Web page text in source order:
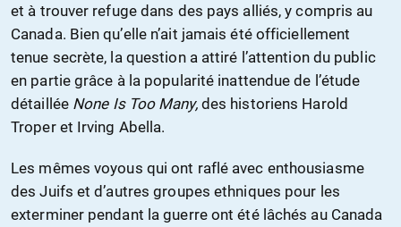
et à trouver refuge dans des pays alliés, y compris au
Canada. Bien qu’elle n’ait jamais été officiellement
tenue secrète, la question a attiré l’attention du public
en partie grâce à la popularité inattendue de l’étude
détaillée None Is Too Many,des historiens Harold
Troper et Irving Abella.
Les mêmes voyous qui ont raflé avec enthousiasme
des Juifs et d’autres groupes ethniques pour les
exterminer pendant la guerre ont été lâchés au Canada